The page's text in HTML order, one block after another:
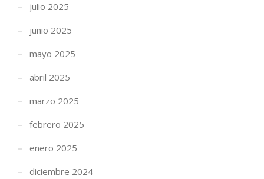
julio 2025
junio 2025
mayo 2025
abril 2025
marzo 2025
febrero 2025
enero 2025
diciembre 2024